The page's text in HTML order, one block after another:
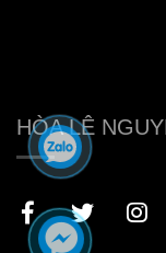
HÒA LÊ